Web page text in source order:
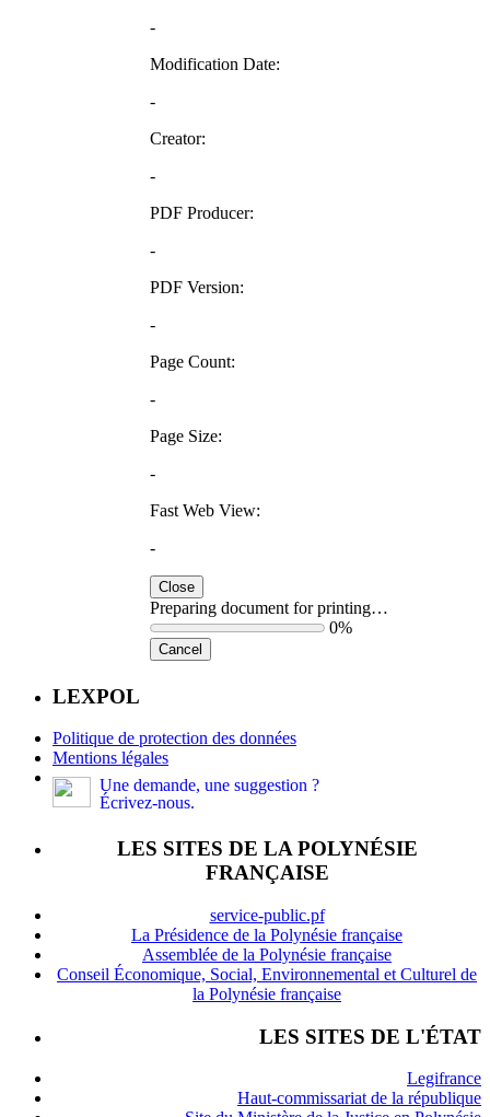
-
Modification Date:
-
Creator:
-
PDF Producer:
-
PDF Version:
-
Page Count:
-
Page Size:
-
Fast Web View:
-
Close
Preparing document for printing…
0%
Cancel
LEXPOL
Politique de protection des données
Mentions légales
Une demande, une suggestion ?
Écrivez-nous.
LES SITES DE LA POLYNÉSIE
FRANÇAISE
service-public.pf
La Présidence de la Polynésie française
Assemblée de la Polynésie française
Conseil Économique, Social, Environnemental et Culturel de
la Polynésie française
LES SITES DE L'ÉTAT
Legifrance
Haut-commissariat de la république